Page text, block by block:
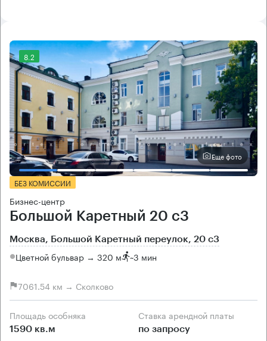
8.2
Еще фото
БЕЗ КОМИССИИ
Бизнес-центр
Большой Каретный 20 с3
Москва, Большой Каретный переулок, 20 с3
Цветной бульвар → 320 м ~3 мин
7061.54 км → Сколково
Площадь особняка
1590 кв.м
Ставка арендной платы
по запросу